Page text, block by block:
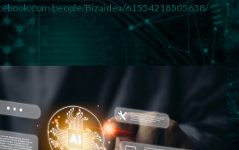
people/Bizaidea/61554218505638/